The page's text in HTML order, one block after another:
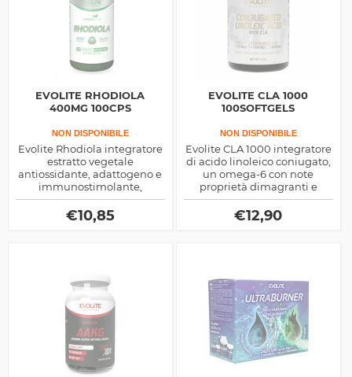
EVOLITE RHODIOLA
400MG 100CPS
NON DISPONIBILE
Evolite Rhodiola integratore
estratto vegetale
antiossidante, adattogeno e
immunostimolante,
contiene diversi principi
attivi tra cui tannini,
flavonoidi e catechine
€10,85
EVOLITE CLA 1000
100SOFTGELS
NON DISPONIBILE
Evolite CLA 1000 integratore
di acido linoleico coniugato,
un omega-6 con note
proprietà dimagranti e
salutistiche, migliora la
composizione corporea e
stimola il sistema
€12,90